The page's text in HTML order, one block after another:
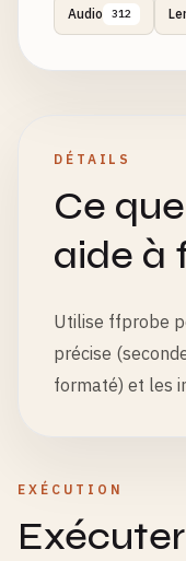
Audio 312
DÉTAILS
Ce
aide à
Utilise ffprobe
précise
formaté) et les
EXÉCUTION